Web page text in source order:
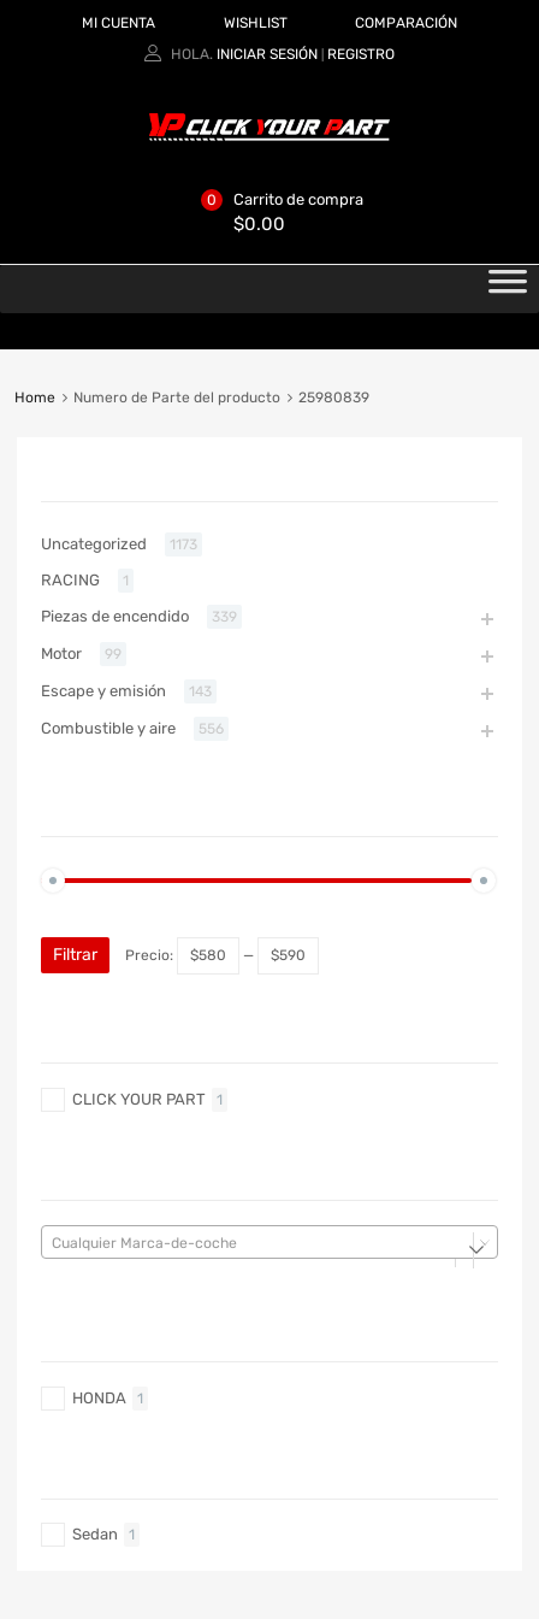
MI CUENTA WISHLIST
COMPARACIÓN
HOLA. INICIAR SESIÓN REGISTRO
Carrito de compra
$0.00
0
Home Numero de Parte del producto 25980839
Uncategorized 1173
RACING 1
Piezas de encendido 339
Motor 99
Escape y emisión 143
Combustible y aire 556
Filtrar Precio: $580 — $590
CLICK YOUR PART 1
Cualquier Marca-de-coche
HONDA 1
Sedan 1